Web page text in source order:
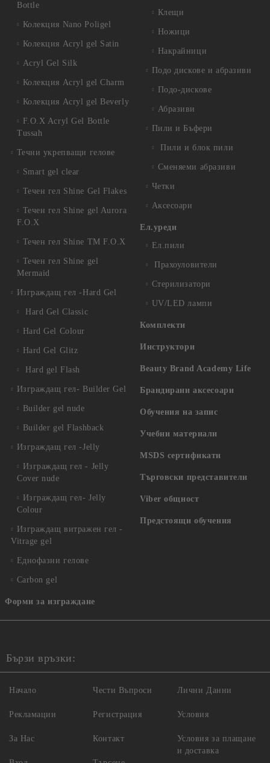
Bottle
Колекция Nano Poligel
Колекция Acryl gel Satin
Acryl Gel Silk
Колекция Acryl gel Charm
Колекция Acryl gel Beverly
F.O.X Acryl Gel Bottle
Tussah
Течни укрепващи гелове
Smart gel clear
Течен гел Shine Gel Flakes
Течен гел Shine gel Aurora
F.O.X
Течен гел Shine TM F.O.X
Течен гел Shine gel
Mermaid
Изграждащ гел -Hard Gel
Hard Gel Classic
Hard Gel Colour
Hard Gel Glitz
Hard gel Flash
Изграждащ гел- Builder Gel
Builder gel nude
Builder gel Flashback
Изграждащ гел -Jelly
Изграждащ гел - Jelly
Cover nude
Изграждащ гел- Jelly
Colour
Изграждащ витражен гел -
Vitrage gel
Еднофазни гелове
Carbon gel
Форми за изграждане
Клещи
Ножици
Накрайници
Подо дискове и абразиви
Подо-дискове
Абразиви
Пили и Бъфери
Пили и блок пили
Сменяеми абразиви
Четки
Аксесоари
Ел.уреди
Ел.пили
Прахоуловители
Стерилизатори
UV/LED лампи
Комплекти
Инструктори
Beauty Brand Academy Life
Брандирани аксесоари
Обучения на запис
Учебни материали
MSDS сертификати
Търговски представители
Viber общност
Предстоящи обучения
Бързи връзки:
Начало
Рекламации
За Нас
Чести Въпроси
Регистрация
Контакт
Лични Данни
Условия
Условия за плащане
и доставка